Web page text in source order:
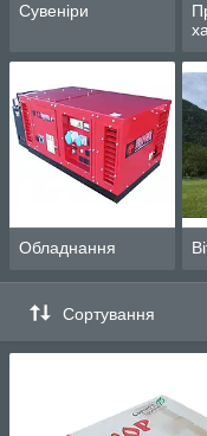
Сувеніри
Обладнання
Сортування